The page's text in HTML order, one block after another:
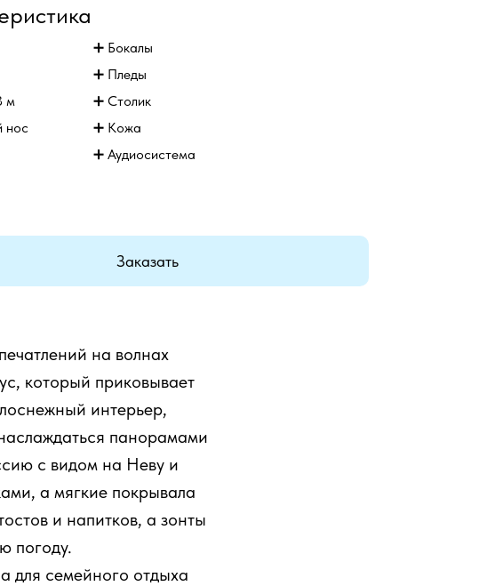
м
➕ Кожа
нос
➕ Пледы
➕ Столик
➕ Аудиосистема
➕ Бокалы
Заказать
на волнах
который приковывает
интерьер,
панорамами
с видом на Неву и
а мягкие покрывала
и напитков, а зонты
погоду.
для семейного отдыха